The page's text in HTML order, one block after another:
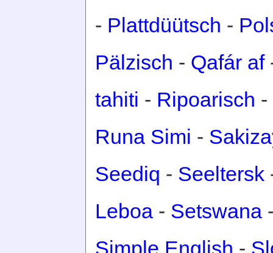
- Plattdüütsch -
Pälzisch - Qafár af
tahiti - Ripoarisch -
Runa Simi -
Seediq - Seeltersk
Leboa - Setswana
Simple English -